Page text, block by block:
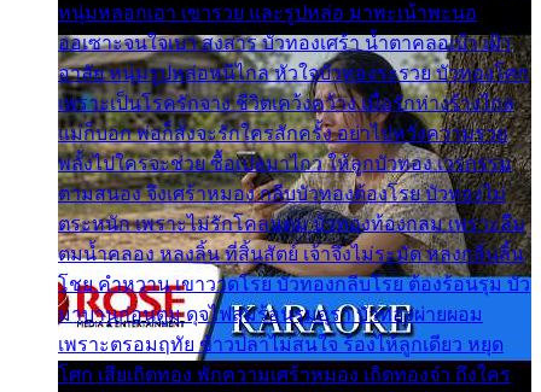
หนุ่มหลอกเอา เขารวย และรูปหล่อ มาพะเน้าพะนอ
ออเซาะจนใจเบา สงสาร บัวทองเศร้า น้ำตาคลอเบ้า เฝ้า
อาลัย หนุ่มรูปหล่อหนีไกล หัวใจบัวทองระรวย บัวทองโศก
เพราะเป็นโรครักจาง ชีวิตเคว้งคว้าง เมื่อรักห่างร้างไกล
แม่ก็บอก พ่อก็สั่งจะรักใครสักครั้ง อย่าไปหวังความรวย
พลั้งไปใครจะช่วย ซื้อเปลมาไกว ให้ลูกบัวทอง เวรกรรม
ตามสนอง จึงเศร้าหมอง กลีบบัวทองต้องโรย บัวทองไม่
ตระหนัก เพราะไม่รักโคลนตม บัวทองท้องกลม เพราะลืม
ตมน้ำคลอง หลงลิ้น ที่สิ้นสัตย์ เจ้าจึงไม่ระมัด หลงกลิ่นลิ้น
โชย คำหวาน เขาวาดโรย บัวทองกลีบโรย ต้องร้อนรุม บัว
มาบานก่อนตูม ดุจไฟสุมร้อนรุมอุรา บัวทองผ่ายผอม
เพราะตรอมฤทัย ข้าวปลาไม่สนใจ ร้องไห้ลูกเดียว หยุด
โศก เสียเถิดทอง พักความเศร้าหมอง เถิดทองจ๋า ถึงใคร